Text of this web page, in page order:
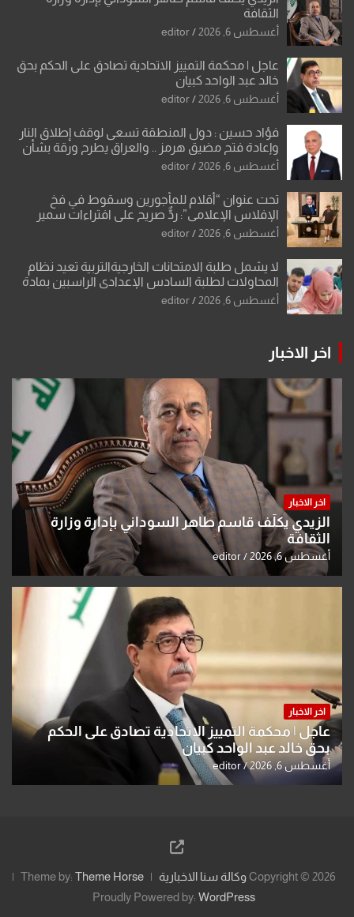
الثقافة
أغسطس 6, 2026 editor
عاجل | محكمة التمييز الاتحادية تصادق على الحكم بحق
خالد عبد الواحد كبيان
أغسطس 6, 2026 editor
فؤاد حسين : دول المنطقة تسعى لوقف إطلاق النار
وإعادة فتح مضيق هرمز .. والعراق يطرح ورقة بشأن
تحولات القدس
أغسطس 6, 2026 editor
تحت عنوان “أقلام للمأجورين وسقوط في فخ
الإفلاس الإعلامي”: ردٌّ صريح على افتراءات سمير
الشكرجي
أغسطس 6, 2026 editor
لا يشمل طلبة الامتحانات الخارجيةالتربية تعيد نظام
المحاولات لطلبة السادس الإعدادي الراسبين بمادة
أو مادتين
أغسطس 6, 2026 editor
اخر الاخبار
اخر الاخبار
الزيدي يكلّف قاسم طاهر السوداني بإدارة وزارة
الثقافة
أغسطس 6, 2026 editor
اخر الاخبار
عاجل | محكمة التمييز الاتحادية تصادق على الحكم
بحق خالد عبد الواحد كبيان
أغسطس 6, 2026 editor
Copyright © 2026 وكالة سنا الاخبارية Theme by: Theme Horse
Proudly Powered by: WordPress